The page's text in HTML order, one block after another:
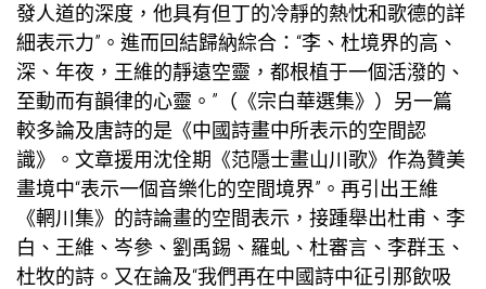
發人道的深度，他具有但丁的冷靜的熱忱和歌德的詳
細表示力”。進而回結歸納綜合：“李、杜境界的高、
深、年夜，王維的靜遠空靈，都根植于一個活潑的、
至動而有韻律的心靈。”（《宗白華選集》）另一篇
較多論及唐詩的是《中國詩畫中所表示的空間認
識》。文章援用沈佺期《范隱士畫山川歌》作為贊美
畫境中“表示一個音樂化的空間境界”。再引出王維
《輞川集》的詩論畫的空間表示，接踵舉出杜甫、李
白、王維、岑參、劉禹錫、羅虬、杜審言、李群玉、
杜牧的詩。又在論及“我們再在中國詩中征引那飲吸